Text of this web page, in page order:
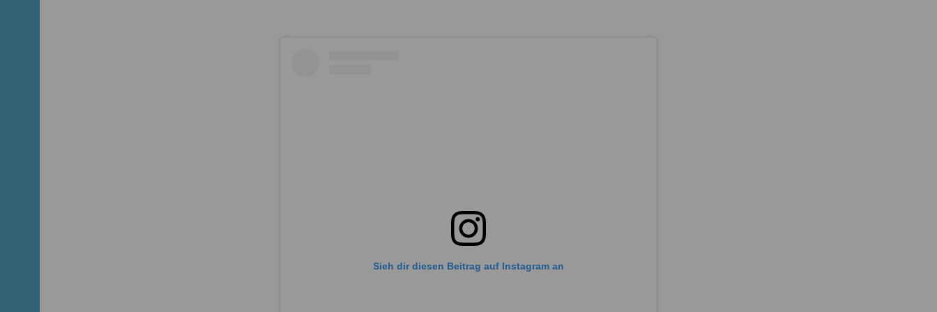
Sieh dir diesen Beitrag auf Instagram an